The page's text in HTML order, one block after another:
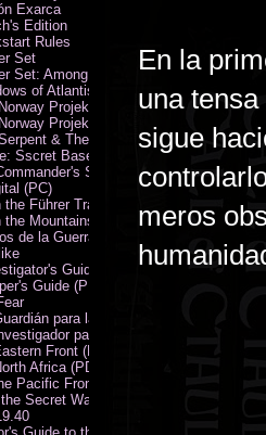
En la
una
sigue
meros
Exarca
Edition
Rules
Set
Set: Among the Wolves (PDF)
of Atlantis
Projekt
Projekt (PDF)
& The Sands
Sscret Base & Icy Ruins
Set
(PC)
Führer Train
Mountains of Madness
de la Guerra Secreta
Guide (PDF)
Guide (PDF)
para la Guerra Secreta
para la Guerra Secreta
Front (PDF)
Africa (PDF)
Pacific Front
Secret War